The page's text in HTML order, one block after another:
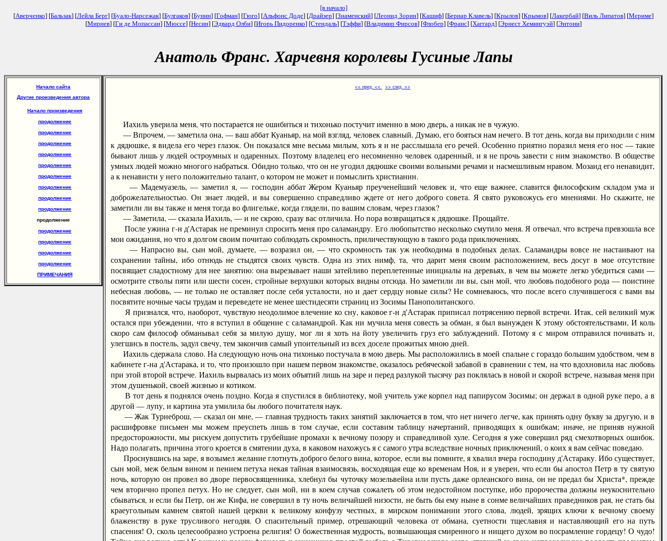
[в начало]
[Аверченко] [Бальзак] [Лейла Берг] [Буало-Нарсежак] [Булгаков] [Бунин] [Гофман] [Гюго] [Альфонс Доде] [Драйзер] [Знаменский] [Леонид Зорин] [Кашиф] [Бернар Клавель] [Крылов] [Крымов] [Лакербай] [Виль Липатов] [Мериме]
[Мирнев] [Ги де Мопассан] [Мюссе] [Несин] [Эдвард Олби] [Игорь Пидоренко] [Стендаль] [Тэффи] [Владимир Фирсов] [Флобер] [Франс] [Хаггард] [Эрнест Хемингуэй] [Энтони]
Анатоль Франс. Харчевня королевы Гусиные Лапы
Начало сайта
Другие произведения автора
Начало произведения
продолжение
продолжение
продолжение
продолжение
продолжение
продолжение
продолжение
продолжение
продолжение
продолжение
продолжение
продолжение
продолжение
продолжение
ПРИМЕЧАНИЯ
<< пред. << >> след. >>
Иахиль уверила меня, что постарается не ошибиться и тихонько постучит именно в мою дверь, а никак не в чужую.
— Впрочем, — заметила она, — ваш аббат Куаньяр, на мой взгляд, человек славный. Думаю, его бояться нам нечего. В тот день, когда вы приходили с ним
к дядюшке, я видела его через глазок. Он показался мне весьма милым, хоть я и не расслышала его речей. Особенно приятно поразил меня его нос — такие
бывают лишь у людей остроумных и одаренных. Поэтому владелец его несомненно человек одаренный, и я не прочь завести с ним знакомство. В обществе
умных людей можно многого набраться. Обидно только, что он не угодил дядюшке своими вольными речами и насмешливым нравом. Мозаид его ненавидит,
а к ненависти у него положительно талант, о котором не может и помыслить христианин.
— Мадемуазель, — заметил я, — господин аббат Жером Куаньяр преученейший человек и, что еще важнее, славится философским складом ума и
доброжелательностью. Он знает людей, и вы совершенно справедливо ждете от него доброго совета. Я свято руковожусь его мнениями. Но скажите, не
заметили ли вы также и меня тогда во флигельке, когда глядели, по вашим словам, через глазок?
— Заметила, — сказала Иахиль, — и не скрою, сразу вас отличила. Но пора возвращаться к дядюшке. Прощайте.
После ужина г-н д'Астарак не преминул спросить меня про саламандру. Его любопытство несколько смутило меня. Я отвечал, что встреча превзошла все
мои ожидания, но что я долгом своим почитаю соблюдать скромность, приличествующую в такого рода приключениях.
— Напрасно вы, сын мой, думаете, — возразил он, — что скромность так уж необходима в подобных делах. Саламандры вовсе не настаивают на
сохранении тайны, ибо отнюдь не стыдятся своих чувств. Одна из этих нимф, та, что дарит меня своим расположением, весь досуг в мое отсутствие
посвящает сладостному для нее занятию: она вырезывает наши затейливо переплетенные инициалы на деревьях, в чем вы можете легко убедиться сами —
осмотрите стволы пяти или шести сосен, стройные верхушки которых видны отсюда. Но заметили ли вы, сын мой, что любовь подобного рода — поистине
небесная любовь, — не только не оставляет после себя усталости, но и дает сердцу новые силы? Не сомневаюсь, что после всего случившегося с вами вы
посвятите ночные часы трудам и переведете не менее шестидесяти страниц из Зосимы Панополитанского.
Я признался, что, наоборот, чувствую неодолимое влечение ко сну, каковое г-н д'Астарак приписал потрясению первой встречи. Итак, сей великий муж
остался при убеждении, что я вступил в общение с саламандрой. Как ни мучила меня совесть за обман, я был вынужден К этому обстоятельствами, И коль
скоро сам философ обманывал себя за милую душу, мог ли я хоть на йоту увеличить груз его заблуждений. Потому я с миром отправился почивать и,
улегшись в постель, задул свечу, тем закончив самый упоительный из всех доселе прожитых мною дней.
Иахиль сдержала слово. На следующую ночь она тихонько постучала в мою дверь. Мы расположились в моей спальне с гораздо большим удобством, чем в
кабинете г-на д'Астарака, и то, что произошло при нашем первом знакомстве, оказалось ребяческой забавой в сравнении с тем, на что вдохновила нас любовь
при этой второй встрече. Иахиль вырвалась из моих объятий лишь на заре и перед разлукой тысячу раз поклялась в новой и скорой встрече, называя меня при
этом душенькой, своей жизнью и котиком.
В тот день я поднялся очень поздно. Когда я спустился в библиотеку, мой учитель уже корпел над папирусом Зосимы; он держал в одной руке перо, а в
другой — лупу, и картина эта умилила бы любого почитателя наук.
— Жак Турнеброш, — сказал он мне, — главная трудность таких занятий заключается в том, что нет ничего легче, как принять одну букву за другую, и в
расшифровке письмен мы можем преуспеть лишь в том случае, если составим таблицу начертаний, приводящих к ошибкам; иначе, не приняв нужной
предосторожности, мы рискуем допустить грубейшие промахи к вечному позору и справедливой хуле. Сегодня я уже совершил ряд смехотворных ошибок.
Надо полагать, причина этого кроется в смятении духа, в каковом нахожусь я с самого утра вследствие ночных приключений, о коих я вам сейчас поведаю.
Проснувшись на заре, я возымел желание глотнуть доброго белого вина, которое, если вы помните, я хвалил вчера господину д'Астараку. Ибо существует,
сын мой, меж белым вином и пением петуха некая тайная взаимосвязь, восходящая еще ко временам Ноя, и я уверен, что если бы апостол Петр в ту святую
ночь, которую он провел во дворе первосвященника, хлебнул бы чуточку мозельвейна или пусть даже орлеанского вина, он не предал бы Христа*, прежде
чем вторично пропел петух. Но не следует, сын мой, ни в коем случав сожалеть об этом недостойном поступке, ибо пророчества должны неукоснительно
сбываться, и если бы Петр, он же Кифа, не совершил в ту ночь величайшей низости, не быть бы ему ныне в сонме величайших праведников рая, не стать бы
краеугольным камнем святой нашей церкви к великому конфузу честных, в мирском понимании этого слова, людей, зрящих ключи к вечному своему
блаженству в руке трусливого негодяя. О спасительный пример, отрешающий человека от обмана, суетности тщеславия и наставляющий его на путь
спасения! О, сколь целесообразно устроена религия! О божественная мудрость, возвышающая смиренного и нищего духом во посрамление гордецу! О чудо!